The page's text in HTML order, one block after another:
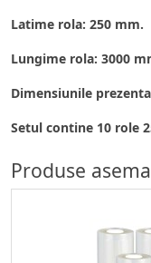
Latime rola: 250 mm.
Lungime rola: 3000
Dimensiunile
Setul contine 10 role
Produse